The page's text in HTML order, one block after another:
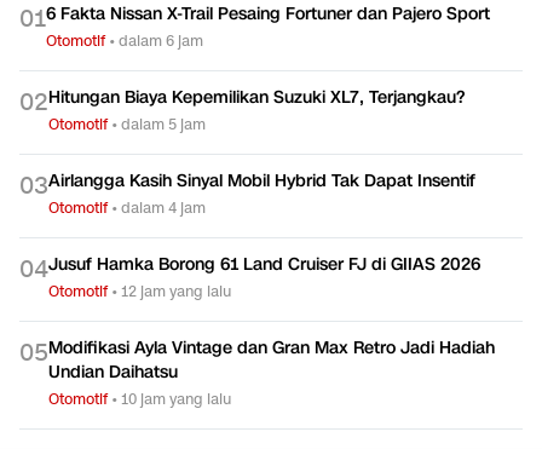
016 Fakta Nissan X-Trail Pesaing Fortuner dan Pajero Sport
Otomotif•dalam 6 jam
02Hitungan Biaya Kepemilikan Suzuki XL7, Terjangkau?
Otomotif•dalam 5 jam
03Airlangga Kasih Sinyal Mobil Hybrid Tak Dapat Insentif
Otomotif•dalam 4 jam
04Jusuf Hamka Borong 61 Land Cruiser FJ di GIIAS 2026
Otomotif•12 jam yang lalu
05Modifikasi Ayla Vintage dan Gran Max Retro Jadi Hadiah
Undian Daihatsu
Otomotif•10 jam yang lalu